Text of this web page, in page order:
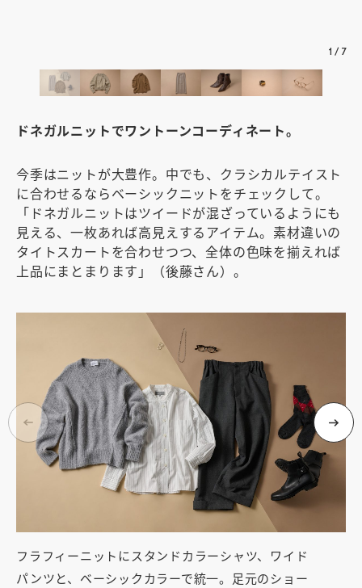
1 / 7
ドネガルニットでワントーンコーディネート。
今季はニットが大豊作。中でも、クラシカルテイスト
に合わせるならベーシックニットをチェックして。
「ドネガルニットはツイードが混ざっているようにも
見える、一枚あれば高見えするアイテム。素材違いの
タイトスカートを合わせつつ、全体の色味を揃えれば
上品にまとまります」（後藤さん）。
フラフィーニットにスタンドカラーシャツ、ワイド
パンツと、ベーシックカラーで統一。足元のショー